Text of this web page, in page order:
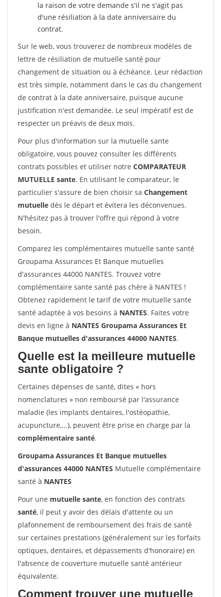
la raison de votre demande s'il ne s'agit pas
d'une résiliation à la date anniversaire du
contrat.
Sur le web, vous trouverez de nombreux modèles de
lettre de résiliation de mutuelle santé pour
changement de situation ou à échéance. Leur rédaction
est très simple, notamment dans le cas du changement
de contrat à la date anniversaire, puisque aucune
justification n'est demandée. Le seul impératif est de
respecter un préavis de deux mois.
Pour plus d'information sur la mutuelle sante
obligatoire, vous pouvez consulter les différents
contrats possibles et utiliser notre COMPARATEUR
MUTUELLE sante. En utilisant le comparateur, le
particulier s'assure de bien choisir sa Changement
mutuelle dès le départ et évitera les déconvenues.
N'hésitez pas à trouver l'offre qui répond à votre
besoin.
Comparez les complémentaires mutuelle sante santé
Groupama Assurances Et Banque mutuelles
d'assurances 44000 NANTES. Trouvez votre
complémentaire sante santé pas chère à NANTES !
Obtenez rapidement le tarif de votre mutuelle sante
santé adaptée à vos besoins à NANTES. Faites votre
devis en ligne à NANTES Groupama Assurances Et
Banque mutuelles d'assurances 44000 NANTES.
Quelle est la meilleure mutuelle
sante obligatoire ?
Certaines dépenses de santé, dites « hors
nomenclatures » non remboursé par l'assurance
maladie (les implants dentaires, l'ostéopathie,
acupuncture,...), peuvent être prise en charge par la
complémentaire santé.
Groupama Assurances Et Banque mutuelles
d'assurances 44000 NANTES Mutuelle complémentaire
santé à NANTES
Pour une mutuelle sante, en fonction des contrats
santé, il peut y avoir des délais d'attente ou un
plafonnement de remboursement des frais de santé
sur certaines prestations (généralement sur les forfaits
optiques, dentaires, et dépassements d'honoraire) en
l'absence de couverture mutuelle santé antérieur
équivalente.
Comment trouver une mutuelle